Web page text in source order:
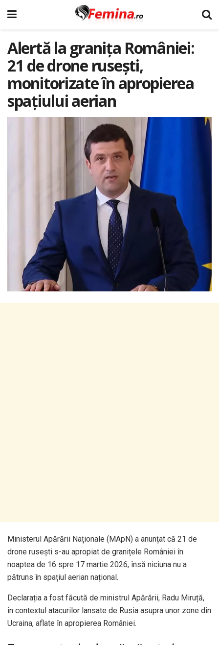
Alertă la granița României:
21 de drone rusești,
monitorizate în apropierea
spațiului aerian
Ministerul Apărării Naționale (MApN) a anunțat că 21 de
drone rusești s-au apropiat de granițele României în
noaptea de 16 spre 17 martie 2026, însă niciuna nu a
pătruns în spațiul aerian național.
Declarația a fost făcută de ministrul Apărării, Radu Miruță,
în contextul atacurilor lansate de Rusia asupra unor zone din
Ucraina, aflate în apropierea României.